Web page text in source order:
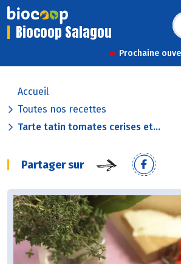
Biocoop Salagou
Prochaine
Accueil
Toutes nos recettes
Tarte tatin tomates cerises et...
Partager sur